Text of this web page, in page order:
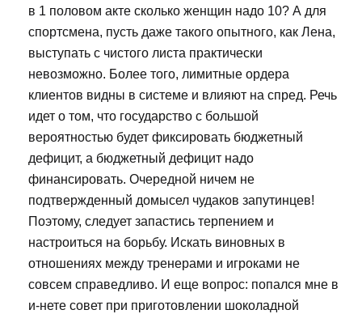
в 1 половом акте сколько женщин надо 10? А для
спортсмена, пусть даже такого опытного, как Лена,
выступать с чистого листа практически
невозможно. Более того, лимитные ордера
клиентов видны в системе и влияют на спред. Речь
идет о том, что государство с большой
вероятностью будет фиксировать бюджетный
дефицит, а бюджетный дефицит надо
финансировать. Очередной ничем не
подтвержденный домысел чудаков запутинцев!
Поэтому, следует запастись терпением и
настроиться на борьбу. Искать виновных в
отношениях между тренерами и игроками не
совсем справедливо. И еще вопрос: попался мне в
и-нете совет при приготовлении шоколадной